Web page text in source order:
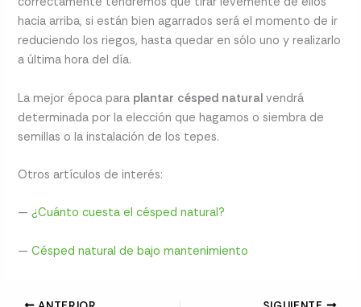
hacia arriba, si están bien agarrados será el momento de ir
reduciendo los riegos, hasta quedar en sólo uno y realizarlo
a última hora del día.
La mejor época para plantar césped naturalvendrá
determinada por la elección que hagamos o siembra de
semillas o la instalación de los tepes.
Otros artículos de interés:
—¿Cuánto cuesta el césped natural?
—Césped natural de bajo mantenimiento